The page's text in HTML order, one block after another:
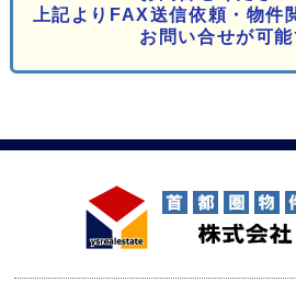
上記よりFAX送信依頼・物件
お問い合せが可能